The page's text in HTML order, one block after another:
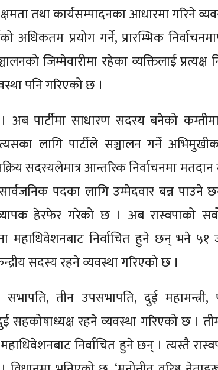
तथा कार्यसम्पादनका आधारमा गरिने
अधिकतम प्रयोग गर्ने, प्रारम्भिक
जिम्मेवारीमा रहेका व्यक्तिलाई प्रत्यक्ष
पनि गरिएको छ ।
अब पार्टीमा साधारण सदस्य बनेको
लागि पार्टीले सञ्चालन गर्ने
सदस्यलेमात्र आन्तरिक निर्वाचनमा मतदान
पदका लागि उम्मेदवार बन्न पाउने
हेरफेर गरेको छ । अब रास्वपाको
महाधिवेशनबाट निर्वाचित हुने छन् भने ५१
सदस्य रहने व्यवस्था गरिएको छ ।
तीन उपसभापति, दुई महामन्त्री,
सहकोषाध्यक्ष रहने व्यवस्था गरिएको छ ।
निर्वाचित हुने छन् । त्यस्तै